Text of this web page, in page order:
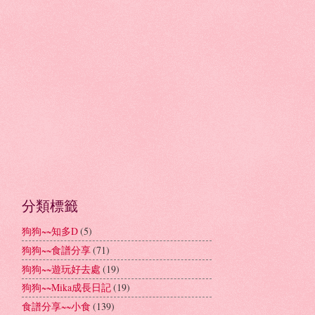
分類標籤
狗狗~~知多D(5)
狗狗~~食譜分享(71)
狗狗~~遊玩好去處 (19)
狗狗~~Mika成長日記(19)
食譜分享~~小食 (139)